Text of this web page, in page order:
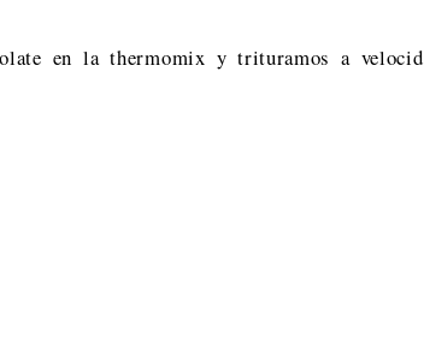
en la thermomix y trituramos a